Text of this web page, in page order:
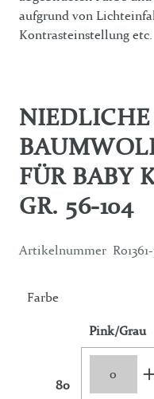
aufgrund von
Kontrasteinstellung etc.
FÜR BABY
GR. 56-104
Artikelnummer
Farbe
Pink/Grau
80